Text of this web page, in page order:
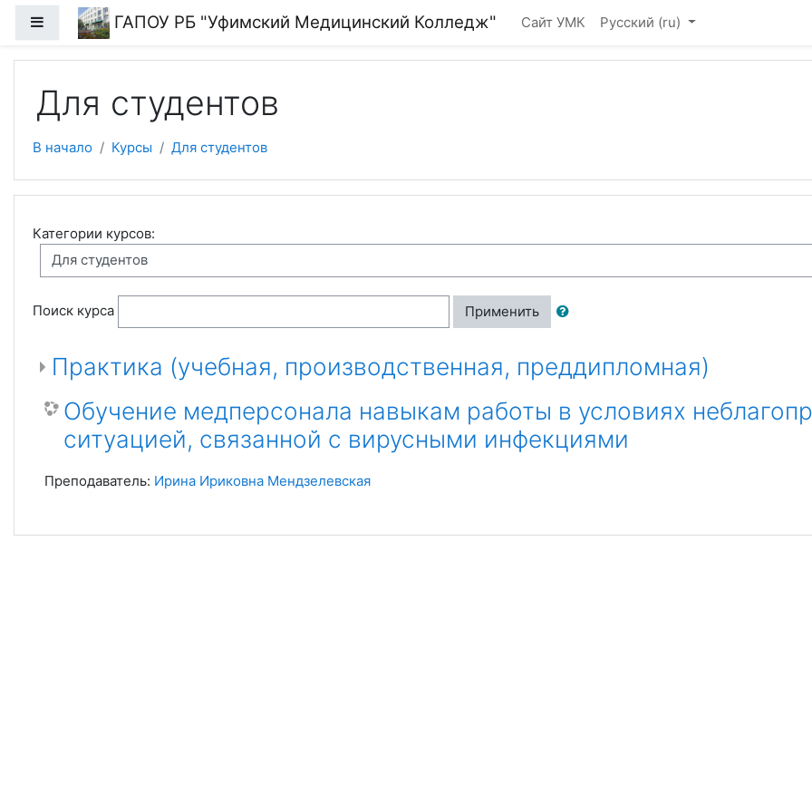
Перейти к основному содержанию
Боковая панельГАПОУ РБ "Уфимский Медицинский Колледж" Сайт УМК Русский ‎(ru)‎
Для студентов
В начало Курсы Для студентов
Категории курсов:
Поиск курса
Применить
Практика (учебная, производственная, преддипломная)
Обучение медперсонала навыкам работы в условиях
ситуацией, связанной с вирусными инфекциями
Преподаватель: Ирина Ириковна Мендзелевская